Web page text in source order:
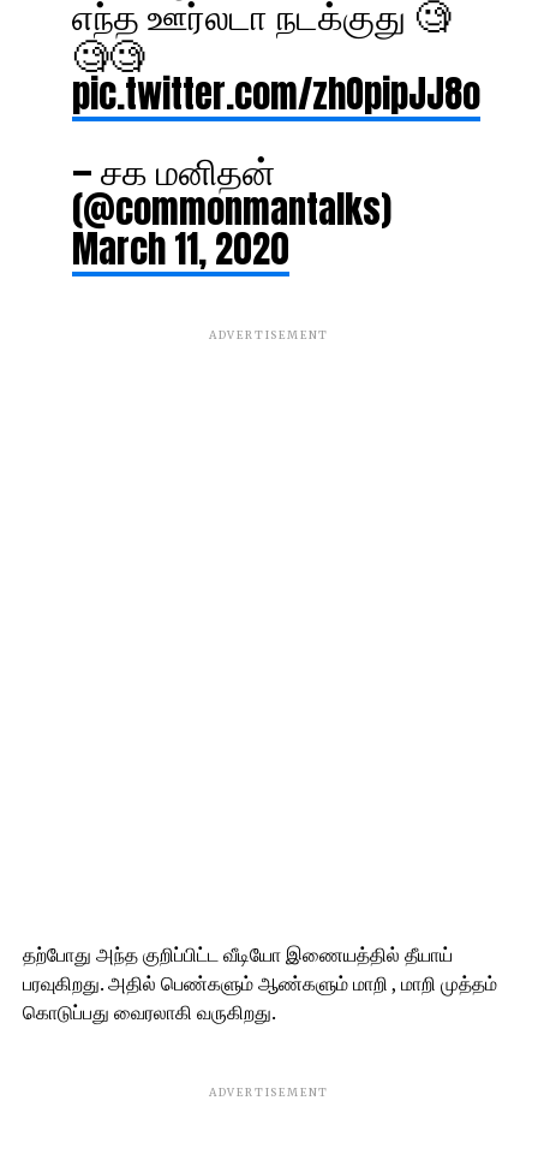
எந்த ஊர்லடா நடக்குது 🧐
🧐🧐
pic.twitter.com/zhOpipJJ8o
— சக மனிதன்
(@commonmantalks)
March 11, 2020
ADVERTISEMENT
தற்போது அந்த குறிப்பிட்ட வீடியோ இணையத்தில் தீயாய்
பரவுகிறது. அதில் பெண்களும் ஆண்களும் மாறி , மாறி முத்தம்
கொடுப்பது வைரலாகி வருகிறது.
ADVERTISEMENT